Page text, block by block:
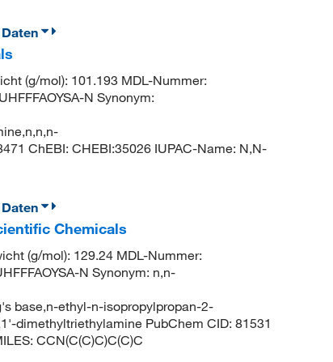
Daten
(g/mol): 101.193 MDL-Nummer:
N Synonym:
ChEBI: CHEBI:35026 IUPAC-Name: N,N-
Daten
Chemicals
(g/mol): 129.24 MDL-Nummer:
N Synonym: n,n-
base,n-ethyl-n-isopropylpropan-2-
dimethyltriethylamine PubChem CID: 81531
CCN(C(C)C)C(C)C